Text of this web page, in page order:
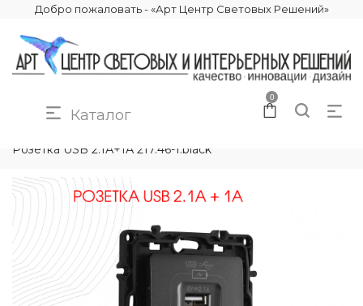
Добро пожаловать - «Арт Центр Световых Решений»
Каталог
0
Розетка USB 2.1А+1А 217.46-1.black